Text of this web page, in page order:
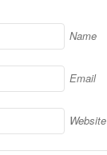
Name
Email
Website